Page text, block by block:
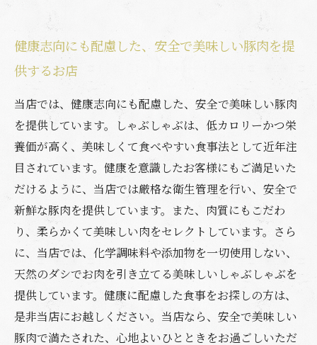
健康志向にも配慮した、安全で美味しい豚肉を提
供するお店
当店では、健康志向にも配慮した、安全で美味しい豚肉
を提供しています。しゃぶしゃぶは、低カロリーかつ栄
養価が高く、美味しくて食べやすい食事法として近年注
目されています。健康を意識したお客様にもご満足いた
だけるように、当店では厳格な衛生管理を行い、安全で
新鮮な豚肉を提供しています。また、肉質にもこだわ
り、柔らかくて美味しい肉をセレクトしています。さら
に、当店では、化学調味料や添加物を一切使用しない、
天然のダシでお肉を引き立てる美味しいしゃぶしゃぶを
提供しています。健康に配慮した食事をお探しの方は、
是非当店にお越しください。当店なら、安全で美味しい
豚肉で満たされた、心地よいひとときをお過ごしいただ